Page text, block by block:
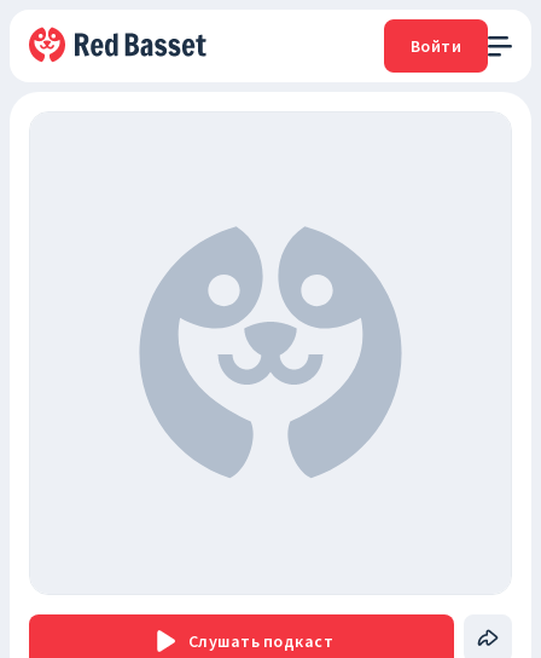
Войти
Слушать подкаст